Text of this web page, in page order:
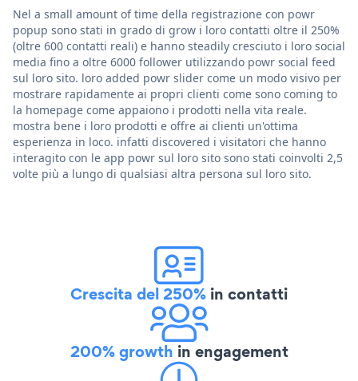
Nel a small amount of time della registrazione con powr
popup sono stati in grado di grow i loro contatti oltre il 250%
(oltre 600 contatti reali) e hanno steadily cresciuto i loro social
media fino a oltre 6000 follower utilizzando powr social feed
sul loro sito. loro added powr slider come un modo visivo per
mostrare rapidamente ai propri clienti come sono coming to
la homepage come appaiono i prodotti nella vita reale.
mostra bene i loro prodotti e offre ai clienti un'ottima
esperienza in loco. infatti discovered i visitatori che hanno
interagito con le app powr sul loro sito sono stati coinvolti 2,5
volte più a lungo di qualsiasi altra persona sul loro sito.
Crescita del 250% in contatti
200% growth in engagement